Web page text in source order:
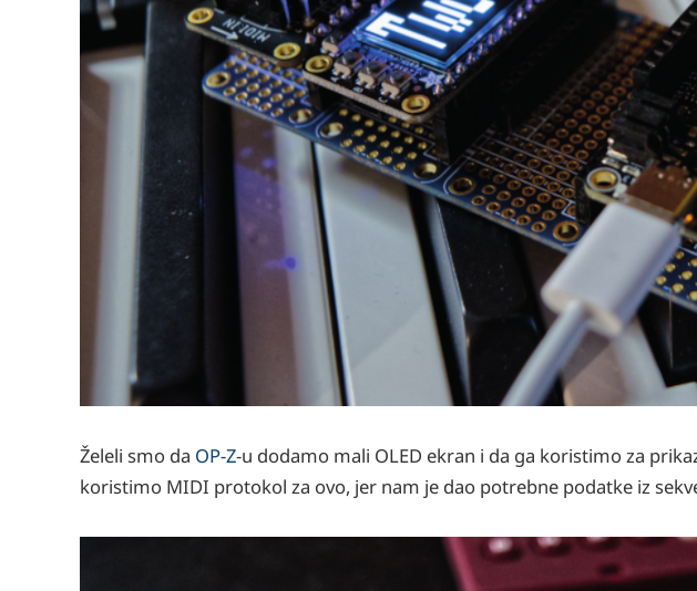
Želeli smo da OP-Z-u dodamo mali OLED ekran i da ga koristimo za
koristimo MIDI protokol za ovo, jer nam je dao potrebne podatke iz